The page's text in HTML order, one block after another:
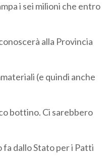
i sei milioni che entro
alla Provincia
(e quindi anche
bottino. Ci sarebbero
dallo Stato per i Patti